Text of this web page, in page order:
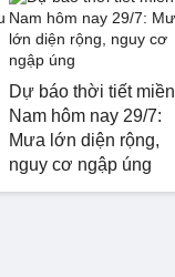
Dự báo thời tiết miền
Nam hôm nay 29/7:
Mưa lớn diện rộng,
nguy cơ ngập úng